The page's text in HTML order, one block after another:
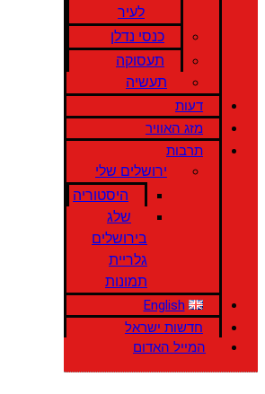
לעיר
כנסי נדלן
תעסוקה
תעשיה
דעות
מזג האוויר
תרבות
ירושלים שלי
היסטוריה
שלג
בירושלים
גלריית
תמונות
English
חדשות ישראל
המייל האדום